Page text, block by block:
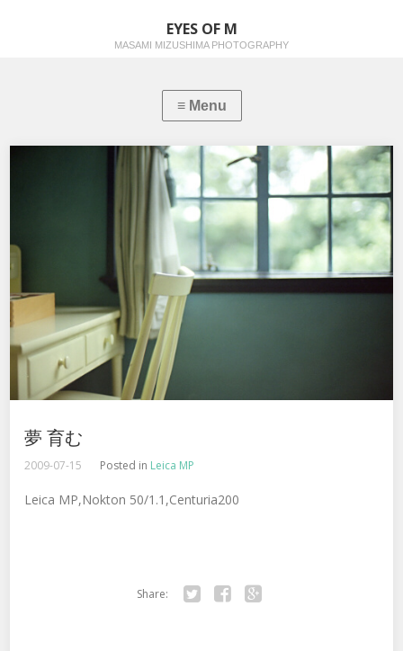
EYES OF M
MASAMI MIZUSHIMA PHOTOGRAPHY
夢 育む
2009-07-15 Posted in Leica MP
Leica MP,Nokton 50/1.1,Centuria200
Share: